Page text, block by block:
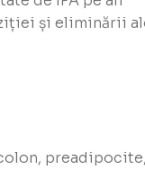
și eliminării